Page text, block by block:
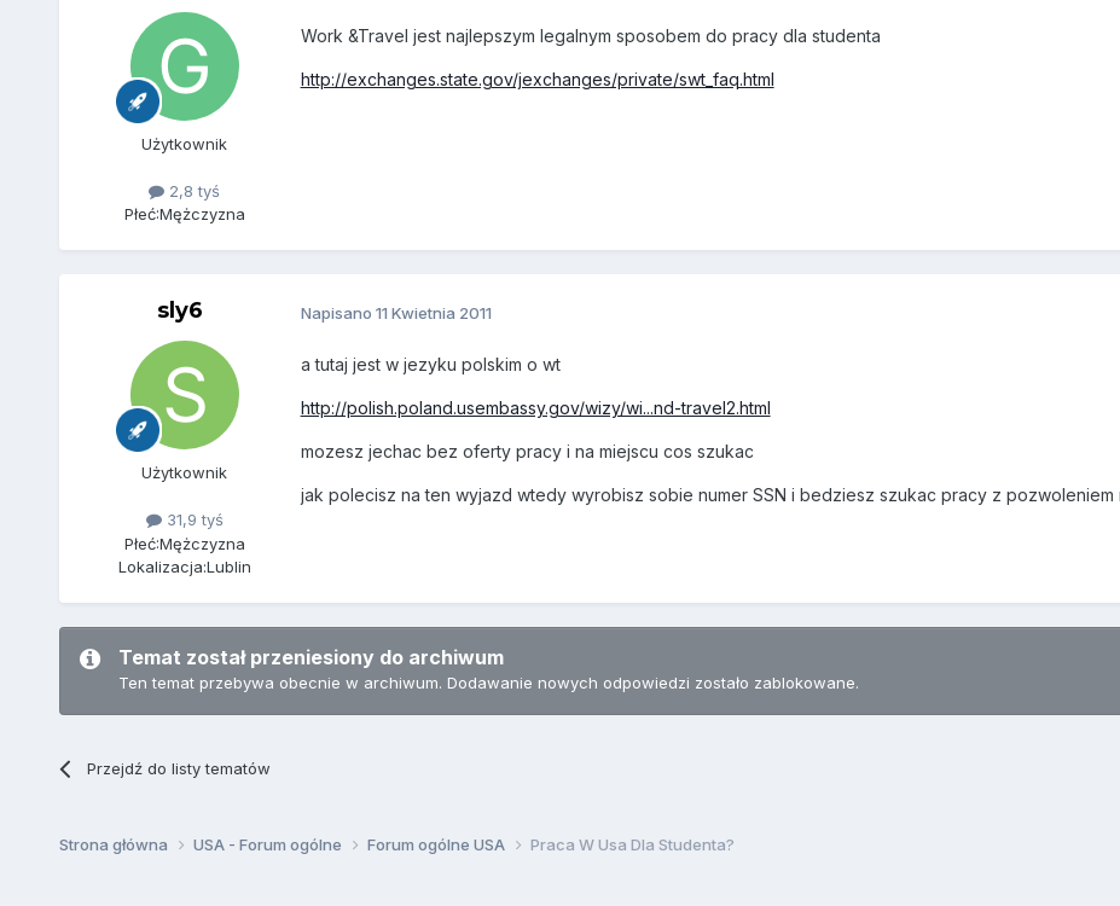
Użytkownik
2,8 tyś
Płeć:Mężczyzna
Work &Travel jest najlepszym legalnym sposobem do pracy dla studenta
http://exchanges.state.gov/jexchanges/private/swt_faq.html
sly6
Użytkownik
31,9 tyś
Płeć:Mężczyzna
Lokalizacja:Lublin
Napisano 11 Kwietnia 2011
a tutaj jest w jezyku polskim o wt
http://polish.poland.usembassy.gov/wizy/wi...nd-travel2.html
mozesz jechac bez oferty pracy i na miejscu cos szukac
jak polecisz na ten wyjazd wtedy wyrobisz sobie numer SSN i bedziesz szukac pracy z pozwoleniem
Temat został przeniesiony do archiwum
Ten temat przebywa obecnie w archiwum. Dodawanie nowych odpowiedzi zostało zablokowane.
Przejdź do listy tematów
Strona główna USA - Forum ogólne Forum ogólne USA Praca W Usa Dla Studenta?